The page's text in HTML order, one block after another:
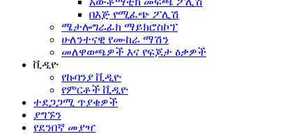
በእጅ የሚፈጭ ፖሊሽ
ሜታሎግራፊክ ማይክሮስኮፕ
ሁለንተናዊ የሙከራ ማሽን
መለዋወጫዎች እና የፍጆታ ዕቃዎች
ቪዲዮ
የኩባንያ ቪዲዮ
የምርቶች ቪዲዮ
ተደጋጋሚ ጥያቄዎች
ያግኙን
የደንበኛ መያዣ